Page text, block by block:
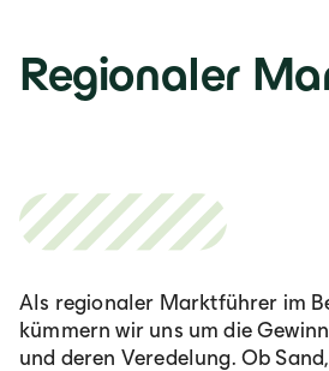
Regionaler
Als regionaler Marktführer im
kümmern wir uns um die
und deren Veredelung. Ob